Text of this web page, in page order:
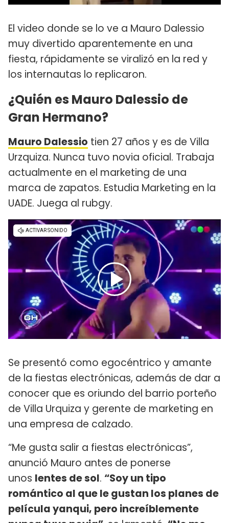
El video donde se lo ve a Mauro Dalessio
muy divertido aparentemente en una
fiesta, rápidamente se viralizó en la red y
los internautas lo replicaron.
¿Quién es Mauro Dalessio de
Gran Hermano?
Mauro Dalessio tien 27 años y es de Villa
Urzquiza. Nunca tuvo novia oficial. Trabaja
actualmente en el marketing de una
marca de zapatos. Estudia Marketing en la
UADE. Juega al rubgy.
Se presentó como egocéntrico y amante
de la fiestas electrónicas, además de dar a
conocer que es oriundo del barrio porteño
de Villa Urquiza y gerente de marketing en
una empresa de calzado.
“Me gusta salir a fiestas electrónicas”,
anunció Mauro antes de ponerse
unos lentes de sol. “Soy un tipo
romántico al que le gustan los planes de
película yanqui, pero increíblemente